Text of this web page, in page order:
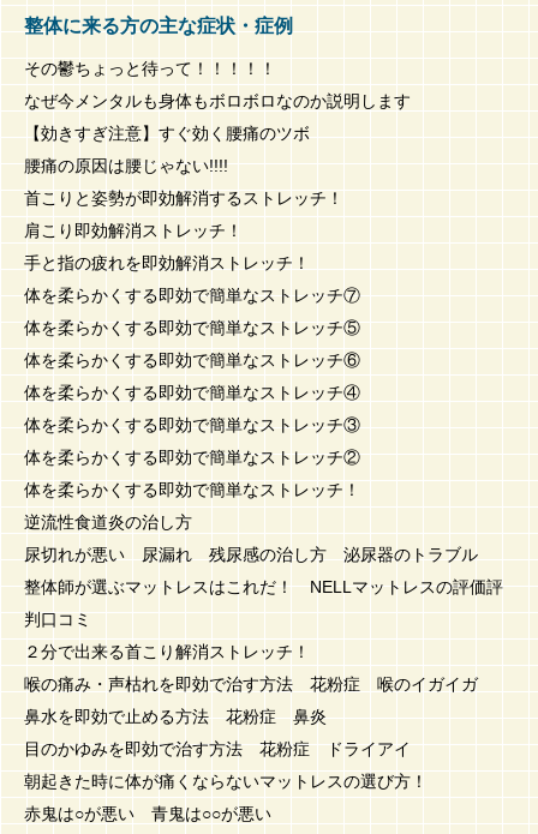
整体に来る方の主な症状・症例
その鬱ちょっと待って！！！！！
なぜ今メンタルも身体もボロボロなのか説明します
【効きすぎ注意】すぐ効く腰痛のツボ
腰痛の原因は腰じゃない!!!!
首こりと姿勢が即効解消するストレッチ！
肩こり即効解消ストレッチ！
手と指の疲れを即効解消ストレッチ！
体を柔らかくする即効で簡単なストレッチ⑦
体を柔らかくする即効で簡単なストレッチ⑤
体を柔らかくする即効で簡単なストレッチ⑥
体を柔らかくする即効で簡単なストレッチ④
体を柔らかくする即効で簡単なストレッチ③
体を柔らかくする即効で簡単なストレッチ②
体を柔らかくする即効で簡単なストレッチ！
逆流性食道炎の治し方
尿切れが悪い 尿漏れ 残尿感の治し方 泌尿器のトラブル
整体師が選ぶマットレスはこれだ！ NELLマットレスの評価評
判口コミ
２分で出来る首こり解消ストレッチ！
喉の痛み・声枯れを即効で治す方法 花粉症 喉のイガイガ
鼻水を即効で止める方法 花粉症 鼻炎
目のかゆみを即効で治す方法 花粉症 ドライアイ
朝起きた時に体が痛くならないマットレスの選び方！
赤鬼は○が悪い 青鬼は○○が悪い